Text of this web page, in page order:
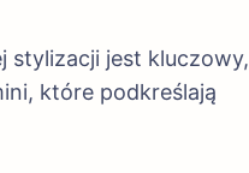
stylizacji jest kluczowy,
które podkreślają